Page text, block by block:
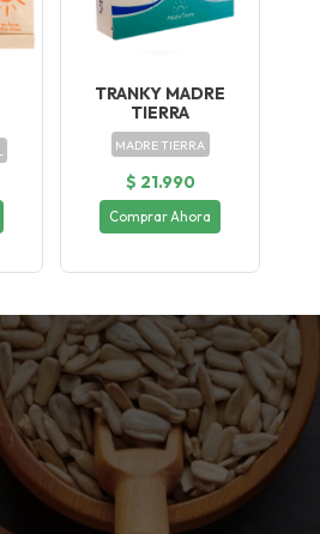
TRANKY MADRE
TIERRA
MADRE TIERRA
$ 21.990
Comprar Ahora